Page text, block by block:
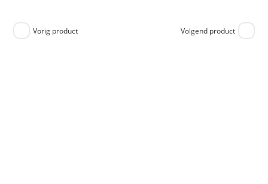
Vorig product Volgend product